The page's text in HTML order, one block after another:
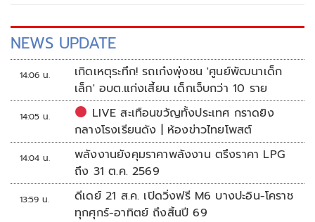
NEWS UPDATE
14:06 น.
เกิดเหตุระทึก! รถเก๋งพุ่งชน 'ศูนย์พัฒนาเด็ก
เล็ก' อบต.แก่งเสี้ยน เด็กเจ็บกว่า 10 ราย
14:05 น.
LIVE สะเทือนขวัญทั้งประเทศ กราดยิง
กลางโรงเรียนดัง | ห้องข่าวไทยโพสต์
14:04 น.
พลังงานยังคุมราคาพลังงาน ตรึงราคา LPG
ถึง 31 ต.ค. 2569
13:59 น.
ดีเดย์ 21 ส.ค. เปิดวิ่งฟรี M6 บางปะอิน-โคราช
ทุกศุกร์-อาทิตย์ ถึงสิ้นปี 69